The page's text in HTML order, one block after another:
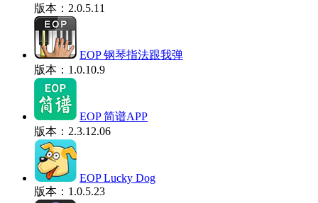
版本：2.0.5.11
EOP 钢琴指法跟我弹
版本：1.0.10.9
EOP 简谱APP
版本：2.3.12.06
EOP Lucky Dog
版本：1.0.5.23